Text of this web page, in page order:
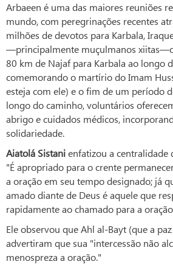
Arbaeen é uma das maiores reuniões
mundo, com peregrinações recentes
milhões de devotos para Karbala,
—principalmente muçulmanos
80 km de Najaf para Karbala ao longo
comemorando o martírio do Imam
esteja com ele) e o fim de um período
longo do caminho, voluntários
abrigo e cuidados médicos,
solidariedade.
Aiatolá Sistanienfatizou a centralidade
"É apropriado para o crente
a oração em seu tempo designado; já
amado diante de Deus é aquele que
rapidamente ao chamado para a
Ele observou que Ahl al-Bayt (que a
advertiram que sua "intercessão não
menospreza a oração."